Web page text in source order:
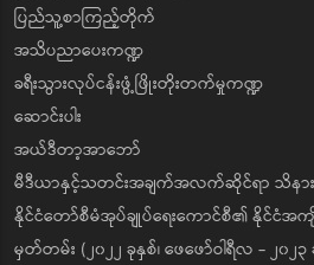
ပြည်သူ့စာကြည့်တိုက်
အသိပညာပေးကဏ္ဍ
ခရီးသွားလုပ်ငန်းဖွံ့ဖြိုးတိုးတက်မှုကဏ္ဍ
ဆောင်းပါး
အယ်ဒီတာ့အာဘော်
မီဒီယာနှင့်သတင်းအချက်အလက်ဆိုင်ရာ သိန
နိုင်ငံတော်စီမံအုပ်ချုပ်ရေးကောင်စီ၏ နိုင်ငံအ
မှတ်တမ်း (၂၀၂၂ ခုနှစ်၊ ဖေဖော်ဝါရီလ - ၂၀၂၃